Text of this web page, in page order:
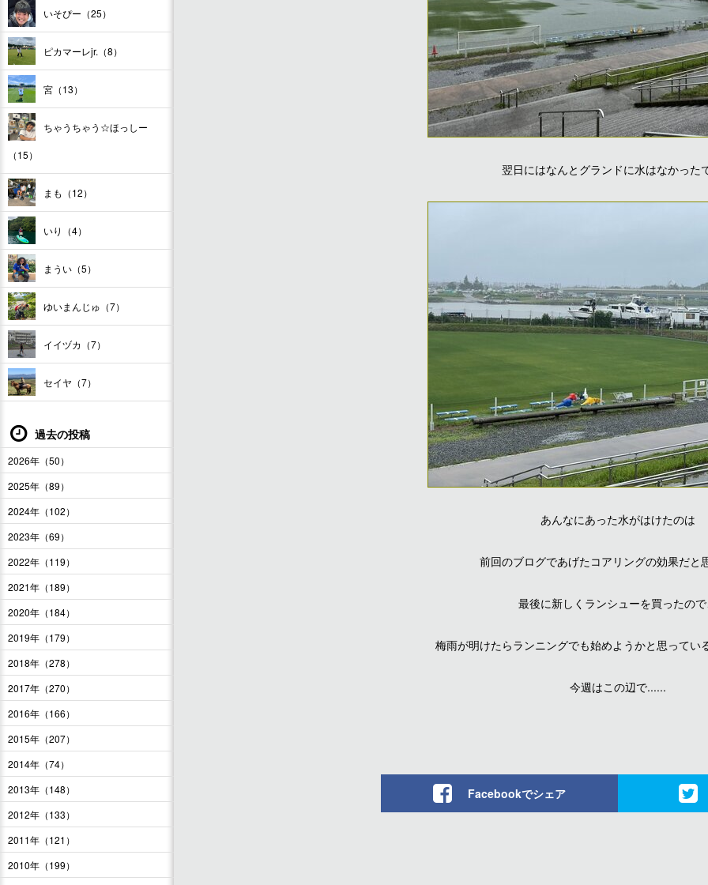
翌日にはなんとグランドに水はなかった
あんなにあった水がはけたのは
前回のブログであげたコアリングの効果だと
最後に新しくランシューを買ったの
梅雨が明けたらランニングでも始めようかと思ってい
今週はこの辺で......
Facebookでシェア
いそぴー（25）
ピカマーレjr.（8）
宮（13）
ちゃうちゃう☆ほっしー
（15）
まも（12）
いり（4）
まうい（5）
ゆいまんじゅ（7）
イイヅカ（7）
セイヤ（7）
過去の投稿
2026年（50）
2025年（89）
2024年（102）
2023年（69）
2022年（119）
2021年（189）
2020年（184）
2019年（179）
2018年（278）
2017年（270）
2016年（166）
2015年（207）
2014年（74）
2013年（148）
2012年（133）
2011年（121）
2010年（199）